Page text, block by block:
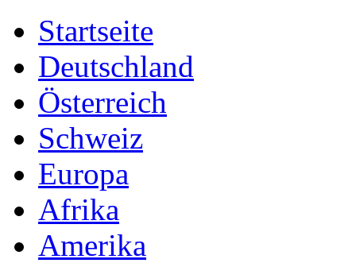
Startseite
Deutschland
Österreich
Schweiz
Europa
Afrika
Amerika